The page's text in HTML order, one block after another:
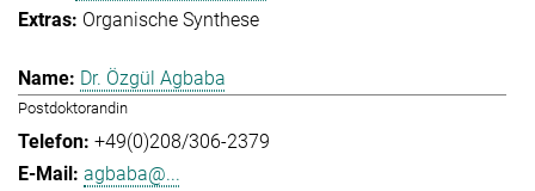
Organische Synthese
Dr. Özgül Agbaba
Postdoktorandin
+49(0)208/306-2379
agbaba@...